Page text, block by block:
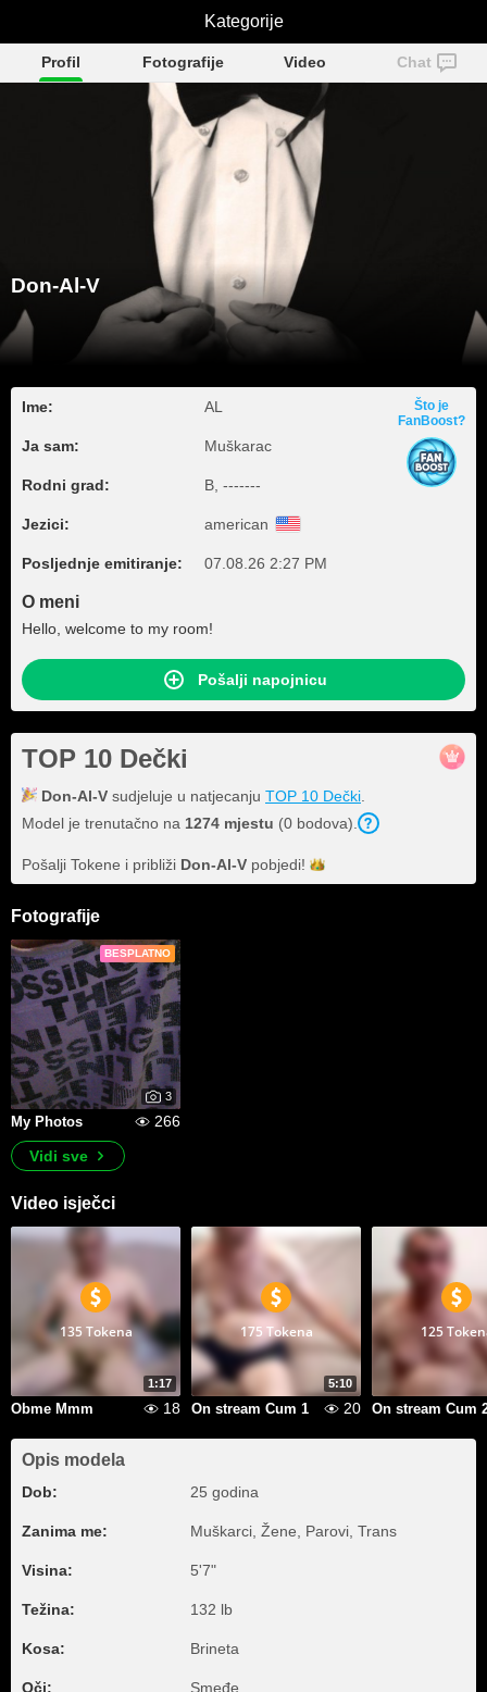
Don-Al-V
Profil Fotografije Video Chat
Don-Al-V
Ime: AL
Ja sam: Muškarac
Rodni grad: B, -------
Jezici: american
Posljednje emitiranje: 07.08.26 2:27 PM
Što je
FanBoost?
O meni
Hello, welcome to my room!
Pošalji napojnicu
TOP 10 Dečki
Don-Al-V sudjeluje u natjecanju TOP 10 Dečki
Model je trenutačno na 1274 mjestu (0 bodova).
Pošalji Tokene i približi Don-Al-V pobjedi!
Fotografije
BESPLATNO
3
My Photos
266
Vidi sve
Video isječci
1:17
135 Tokena
Obme Mmm 18
5:10
175 Tokena
On stream Cum 1 20
125
On stream Cum
Opis modela
Dob: 25 godina
Zanima me: Muškarci, Žene, Parovi, Trans
Visina: 5'7"
Težina: 132 lb
Kosa: Brineta
Oči: Smeđe
Kategorije